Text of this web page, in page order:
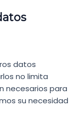
datos
no limita
necesarios para
su necesidad